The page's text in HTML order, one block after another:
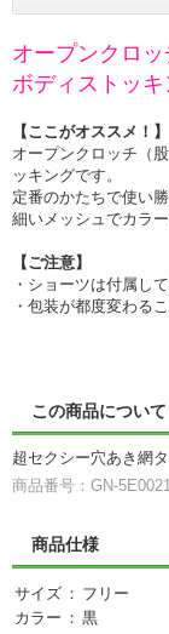
オープンクロ
ボディストッキ
【ここがオススメ！】
オープンクロッチ（
ッキングです。
定番のかたちで使い
細いメッシュでカラー
【ご注意】
・ショーツは付属し
・包装が都度変わる
この商品について
超セクシー穴あき網
商品番号：GN-
商品仕様
サイズ ： フリー
カラー ： 黒